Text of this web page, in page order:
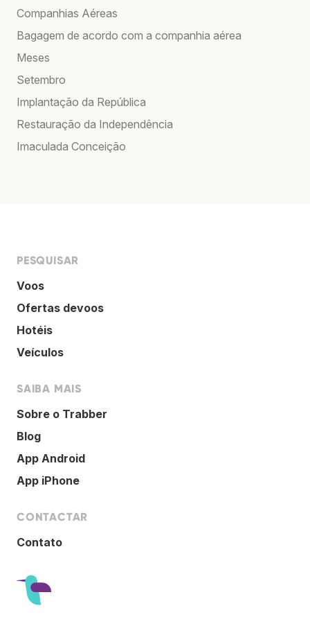
Companhias Aéreas
Bagagem de acordo com a companhia aérea
Meses
Setembro
Implantação da República
Restauração da Independência
Imaculada Conceição
PESQUISAR
Voos
Ofertas devoos
Hotéis
Veículos
SAIBA MAIS
Sobre o Trabber
Blog
App Android
App iPhone
CONTACTAR
Contato